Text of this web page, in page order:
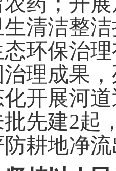
生清洁整
环保治
理成果
开展河
先建2起
耕地净